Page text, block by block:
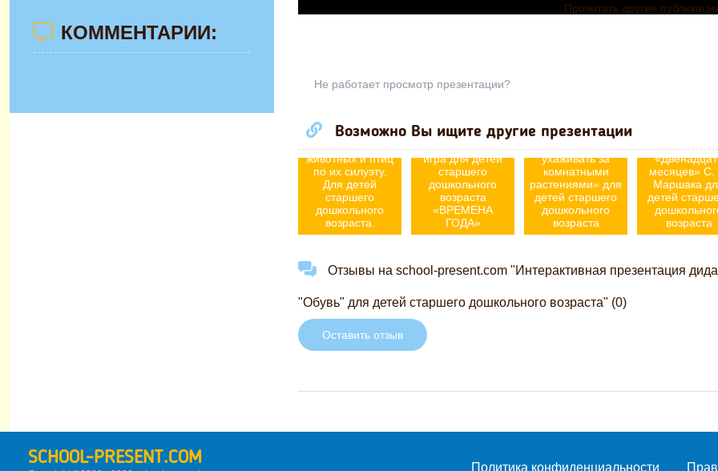
Прочитать другие
Не работает просмотр презентации?
Возможно Вы ищите другие презентации
дидактическая
игра Угадай
домашних
животных и птиц
по их силуэту.
Для детей
старшего
дошкольного
возраста.
Мультимедийная
дидактическая
игра для детей
старшего
дошкольного
возраста
«ВРЕМЕНА
ГОДА»
развитию
«Карлсон учится
ухаживать за
комнатными
растениями» для
детей старшего
дошкольного
возраста
игра по
месяцев» С.
Маршака
детей
возраста
Отзывы на school-present.com "Интерактивная презентация
"Обувь" для детей старшего дошкольного возраста" (0)
Оставить отзыв
КОММЕНТАРИИ:
SCHOOL-PRESENT.COM Политика конфиденциальности